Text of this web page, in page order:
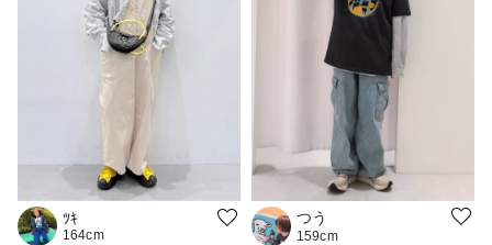
ﾂｷ
164cm
つう
159cm